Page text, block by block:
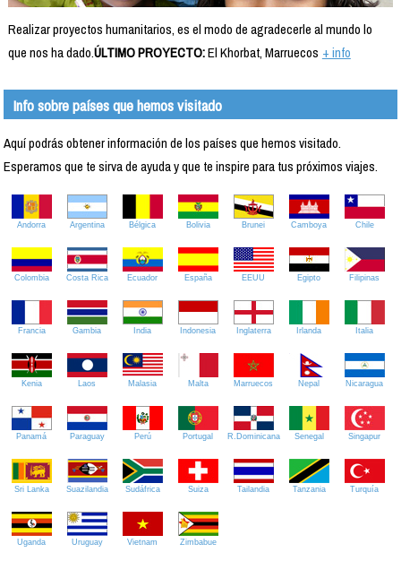
Realizar proyectos humanitarios, es el modo de agradecerle al mundo lo
que nos ha dado.ÚLTIMO PROYECTO:El Khorbat, Marruecos + info
Info sobre países que hemos visitado
Aquí podrás obtener información de los países que hemos visitado.
Esperamos que te sirva de ayuda y que te inspire para tus próximos viajes.
Andorra Argentina Bélgica Bolivia Brunei Camboya Chile
Colombia Costa Rica Ecuador España EEUU Egipto Filipinas
Francia Gambia India Indonesia Inglaterra Irlanda Italia
Kenia Laos Malasia Malta Marruecos Nepal Nicaragua
Panamá Paraguay Perú Portugal R.Dominicana Senegal Singapur
Sri Lanka Suazilandia Sudáfrica Suiza Tailandia Tanzania Turquía
Uganda Uruguay Vietnam Zimbabue